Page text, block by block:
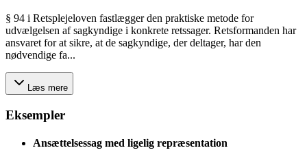
§ 94 i Retsplejeloven fastlægger den praktiske metode for
udvælgelsen af sagkyndige i konkrete retssager. Retsformanden har
ansvaret for at sikre, at de sagkyndige, der deltager, har den
nødvendige fa...
Læs mere
Eksempler
Ansættelsessag med ligelig repræsentation